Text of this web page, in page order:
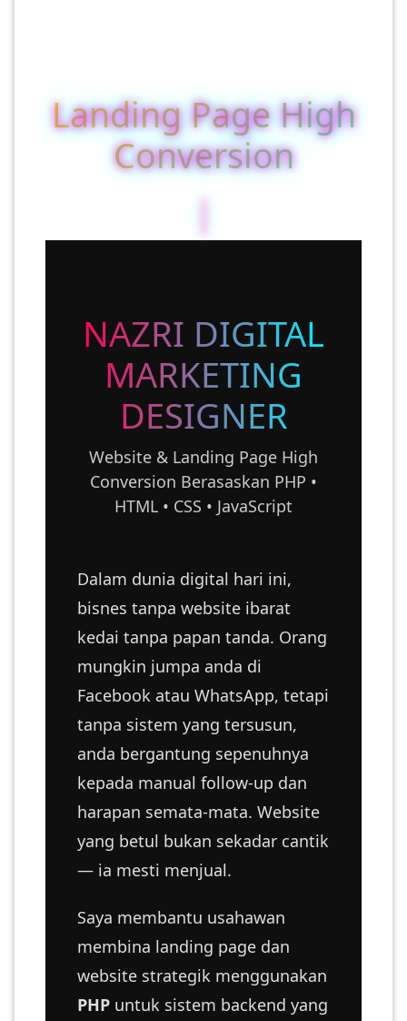
Landing Page High
Con
|
NAZRI DIGITAL
MARKETING
DESIGNER
Website & Landing Page High
Conversion Berasaskan PHP •
HTML • CSS • JavaScript
Dalam dunia digital hari ini,
bisnes tanpa website ibarat
kedai tanpa papan tanda. Orang
mungkin jumpa anda di
Facebook atau WhatsApp, tetapi
tanpa sistem yang tersusun,
anda bergantung sepenuhnya
kepada manual follow-up dan
harapan semata-mata. Website
yang betul bukan sekadar cantik
— ia mesti menjual.
Saya membantu usahawan
membina landing page dan
website strategik menggunakan
PHPuntuk sistem backend yang
RUMAH
KEPERLUAN(16)
SELANGOR(37)
PAHANG(13)
KELANTAN(22)
PERAK(41)
SEMBILAN(10)
TERENGGANU(12)